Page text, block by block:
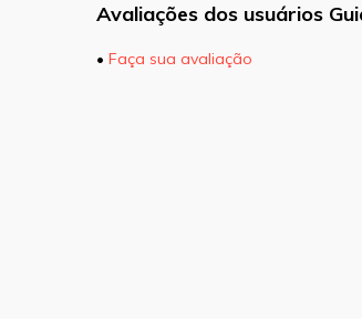
Avaliações dos usuários
• Faça sua avaliação